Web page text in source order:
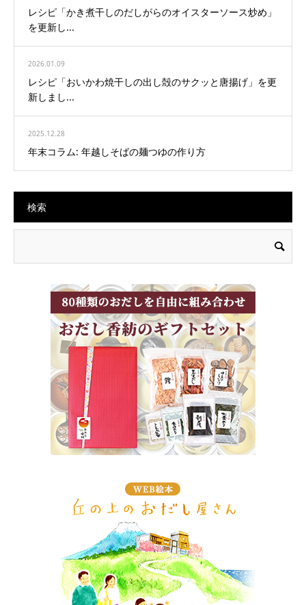
レシピ「かき煮干しのだしがらのオイスターソース炒め」
を更新し...
2026.01.09
レシピ「おいかわ焼干しの出し殻のサクッと唐揚げ」を更
新しまし...
2025.12.28
年末コラム: 年越しそばの麺つゆの作り方
検索